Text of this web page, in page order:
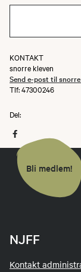
KONTAKT
snorre kleven
Send e-post til
Tlf: 47300246
Del:
Bli medlem!
NJFF
Kontakt